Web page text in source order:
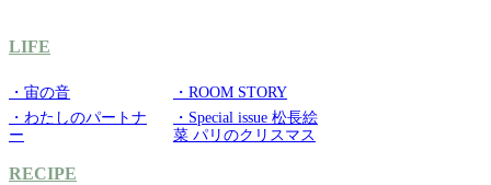
LIFE
・宙の音
・ROOM STORY
・わたしのパートナ
ー
・Special issue 松長絵
菜 パリのクリスマス
RECIPE